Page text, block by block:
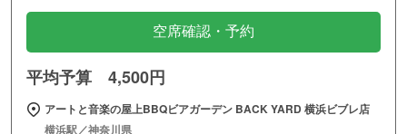
空席確認・予約
平均予算 4,500円
アートと音楽の屋上BBQビアガーデン BACK YARD 横浜ビブレ店
横浜駅／神奈川県